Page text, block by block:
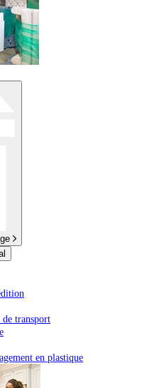
de transport
en plastique